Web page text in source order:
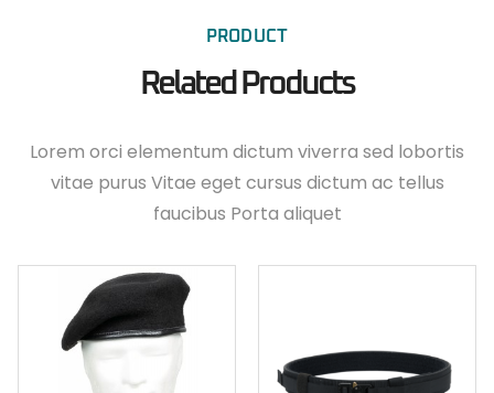
PRODUCT
Related Products
Lorem orci elementum dictum viverra sed lobortis
vitae purus Vitae eget cursus dictum ac tellus
faucibus Porta aliquet